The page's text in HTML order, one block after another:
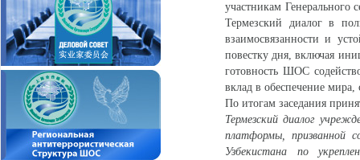
участникам
Термезский диалог в
взаимосвязанности и
повестку дня, включая
готовность ШОС
вклад в обеспечение мира,
По итогам заседания
Термезский диалог
платформы, призванной
Узбекистана по